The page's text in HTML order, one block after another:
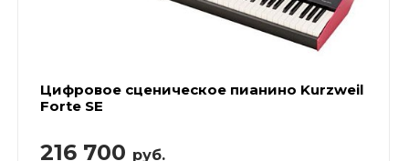
Цифровое сценическое пианино Kurzweil
Forte SE
216 700 руб.